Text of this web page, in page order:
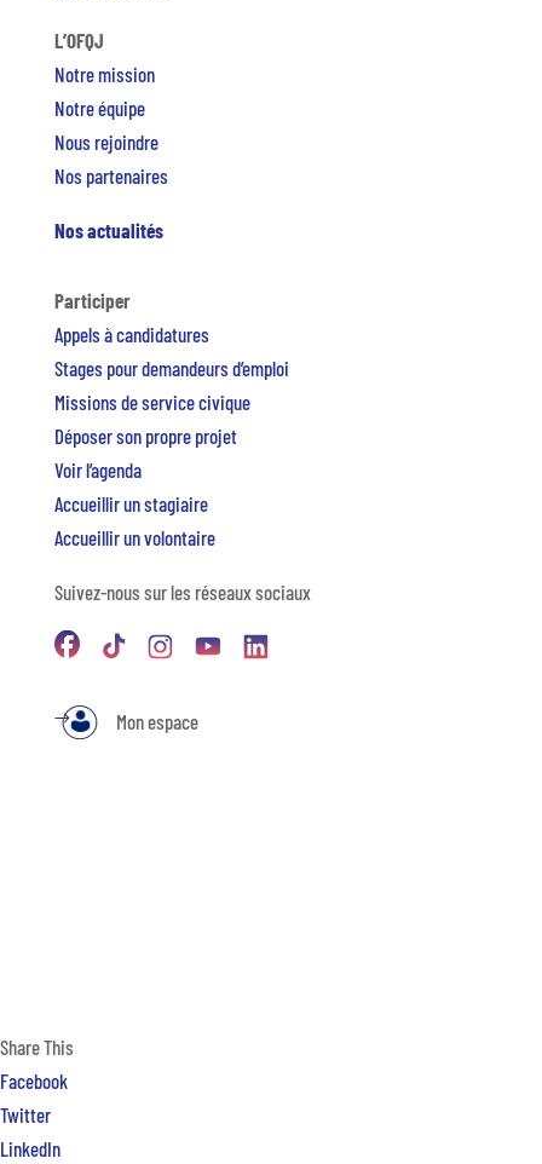
L’OFQJ
Notre mission
Notre équipe
Nous rejoindre
Nos partenaires
Nos actualités
Participer
Appels à candidatures
Stages pour demandeurs d’emploi
Missions de service civique
Déposer son propre projet
Voir l’agenda
Accueillir un stagiaire
Accueillir un volontaire
Suivez-nous sur les réseaux sociaux
Mon espace
Share This
Facebook
Twitter
LinkedIn